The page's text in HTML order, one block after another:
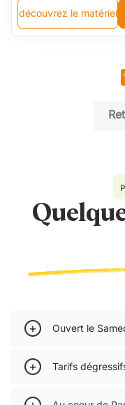
découvrez le matériel
Ouvert le
Vous travaillez le
Tarifs
Votre tournage